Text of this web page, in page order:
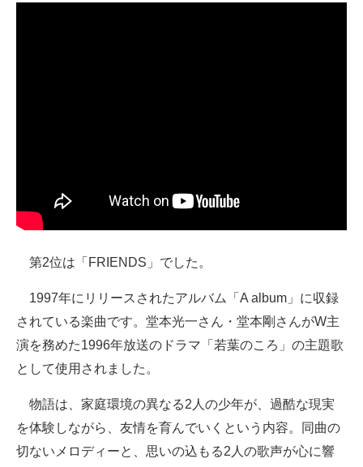
第2位は「FRIENDS」でした。
1997年にリリースされたアルバム「A album」に収録
されている楽曲です。堂本光一さん・堂本剛さんがW主
演を務めた1996年放送のドラマ「若葉のころ」の主題歌
として使用されました。
物語は、家庭環境の異なる2人の少年が、過酷な現実
を体験しながら、友情を育んでいくという内容。同曲の
切ないメロディーと、思いの込もる2人の歌声が心に響